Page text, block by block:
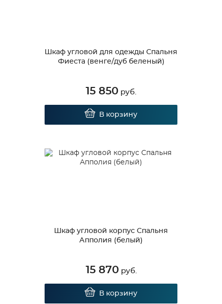
Шкаф угловой для одежды Спальня
Фиеста (венге/дуб беленый)
15 850 руб.
В корзину
Шкаф угловой корпус Спальня
Апполия (белый)
15 870руб.
В корзину